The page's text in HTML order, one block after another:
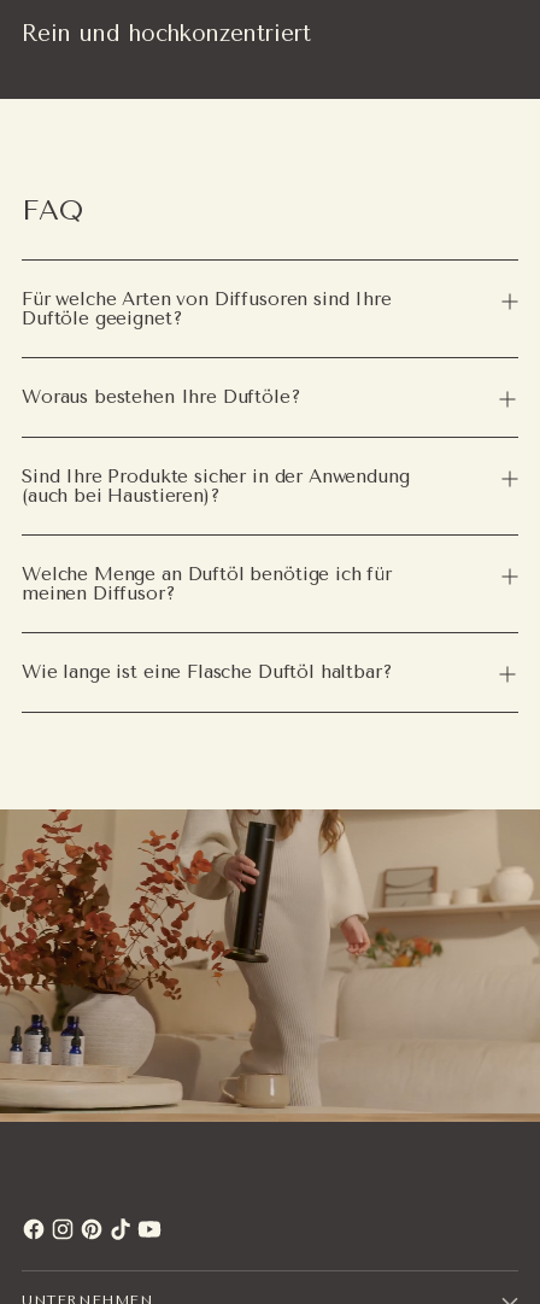
Rein und hochkonzentriert
FAQ
Für welche Arten von Diffusoren sind Ihre
Duftöle geeignet?
Woraus bestehen Ihre Duftöle?
Sind Ihre Produkte sicher in der Anwendung
(auch bei Haustieren)?
Welche Menge an Duftöl benötige ich für
meinen Diffusor?
Wie lange ist eine Flasche Duftöl haltbar?
UNTERNEHMEN